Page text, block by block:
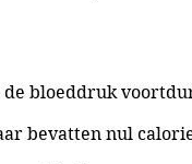
bloeddruk
bevatten nul